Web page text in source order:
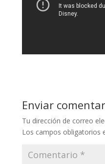
Enviar
Tu dirección de correo
Los campos obligatorios